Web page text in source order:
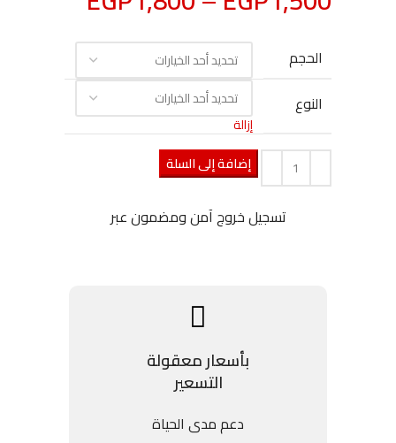
الحجم
النوع
إزالة
إضافة إلى السلة
تسجيل خروج آمن ومضمون عبر
بأسعار معقولة
التسعير
دعم مدى الحياة